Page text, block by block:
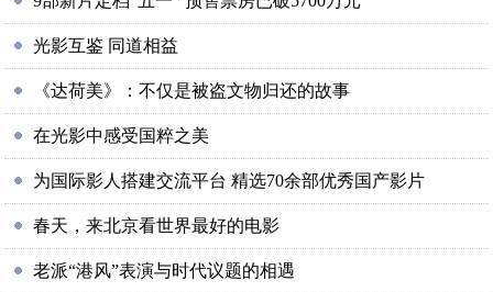
光影互鉴 同道相益
《达荷美》：不仅是被盗文物归还的故事
在光影中感受国粹之美
为国际影人搭建交流平台 精选70余部优秀国产影片
春天，来北京看世界最好的电影
老派“港风”表演与时代议题的相遇